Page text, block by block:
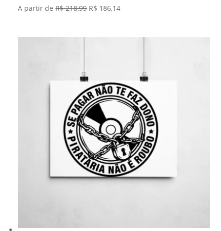
A partir deR$218,99 O
R$ 186,14O